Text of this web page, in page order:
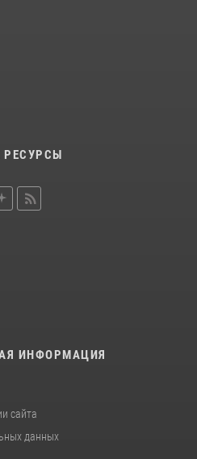
РЕСУРСЫ
ИНФОРМАЦИЯ
сайта
данных